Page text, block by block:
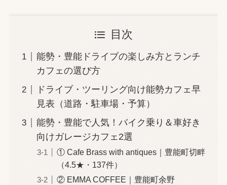
目次
能勢・豊能ドライブの楽しみ方とランチ
カフェの選び方
ドライブ・ツーリング向け能勢カフェ早
見表（道路・駐車場・予算）
能勢・豊能で人気！バイク乗り＆車好き
向けガレージカフェ2選
① Cafe Brass with antiques｜豊能町切畔
（4.5★・137件）
② EMMA COFFEE｜豊能町余野